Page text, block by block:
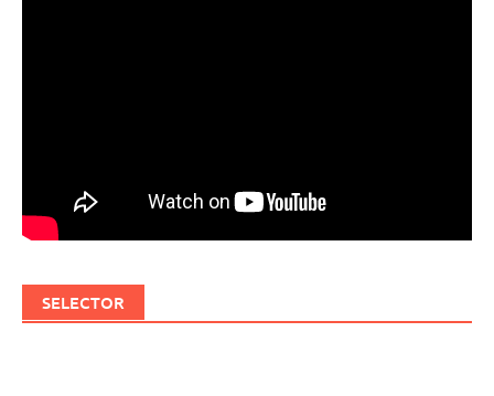
SELECTOR